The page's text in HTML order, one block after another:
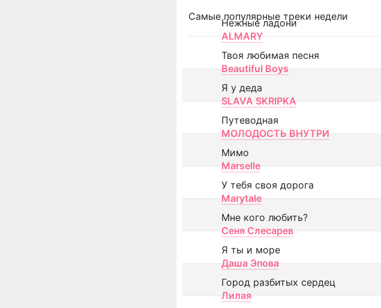
Самые популярные треки недели
Нежные ладони
ALMARY
Твоя любимая песня
Beautiful Boys
Я у деда
SLAVA SKRIPKA
Путеводная
МОЛОДОСТЬ ВНУТРИ
Мимо
Marselle
У тебя своя дорога
Marytale
Мне кого любить?
Сеня Слесарев
Я ты и море
Даша Эпова
Город разбитых сердец
Лилая